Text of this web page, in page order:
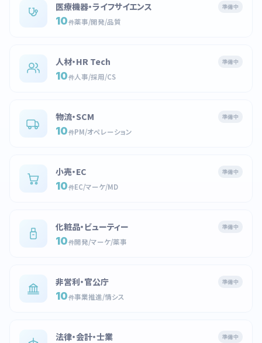
医療機器・ライフサイエンス 準備中
10件薬事/開発/品質
人材・HR Tech 準備中
10件人事/採用/CS
物流・SCM 準備中
10件PM/オペレーション
小売・EC 準備中
10件EC/マーケ/MD
化粧品・ビューティー 準備中
10件開発/マーケ/薬事
非営利・官公庁 準備中
10件事業推進/情シス
法律・会計・士業 準備中